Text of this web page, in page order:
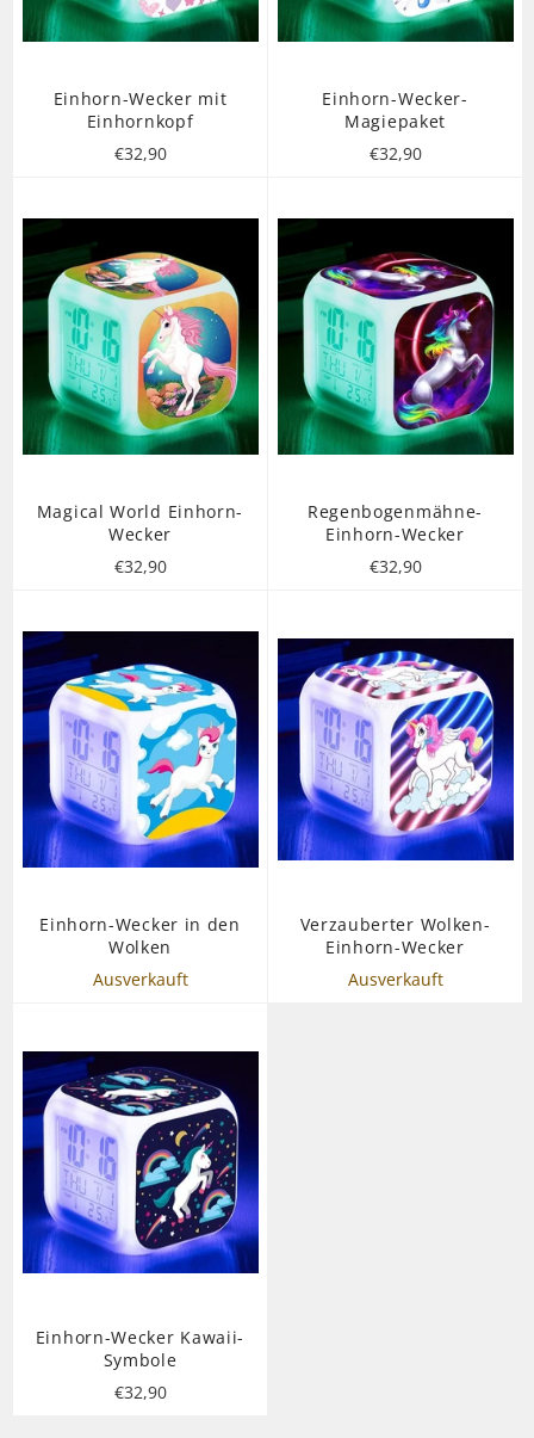
Einhorn-Wecker mit
Einhornkopf
Normaler
€32,90
Einhorn-Wecker-
Magiepaket
Normaler
€32,90
Magical World Einhorn-
Wecker
Normaler
€32,90
Regenbogenmähne-
Einhorn-Wecker
Normaler
€32,90
Einhorn-Wecker in den
Wolken
Ausverkauft
Verzauberter Wolken-
Einhorn-Wecker
Ausverkauft
Einhorn-Wecker Kawaii-
Symbole
Normaler
€32,90